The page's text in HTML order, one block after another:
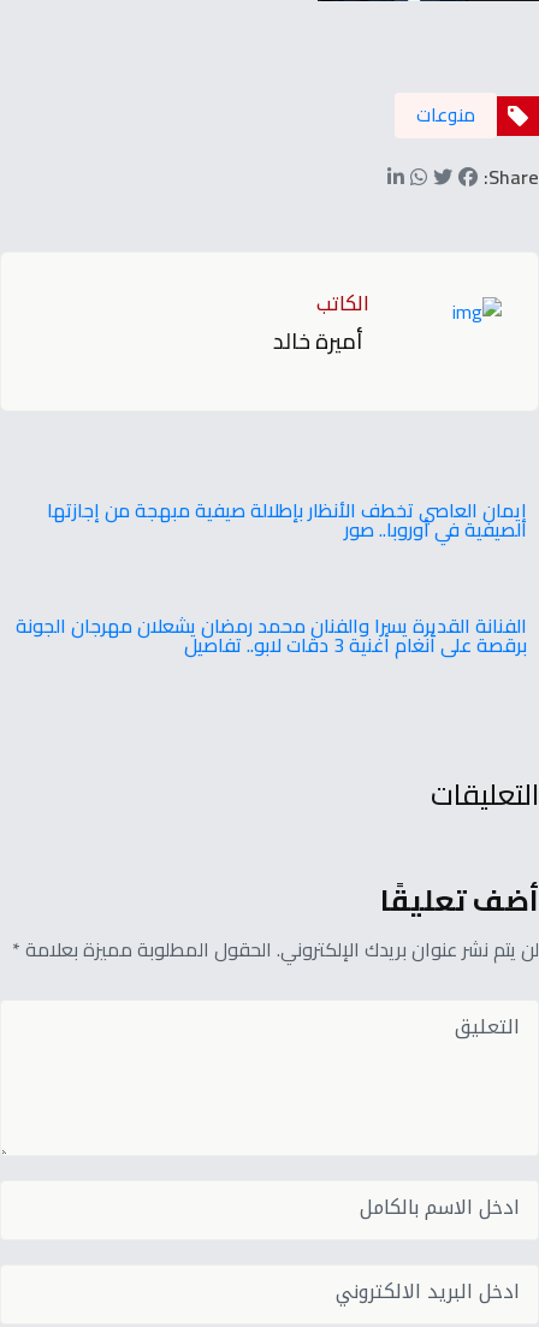
منوعات
Share:
الكاتب
أميرة خالد
إيمان العاصي تخطف الأنظار بإطلالة صيفية مبهجة من إجازتها
الصيفية في أوروبا.. صور
الفنانة القديرة يسرا والفنان محمد رمضان يشعلان مهرجان الجونة
برقصة على أنغام أغنية 3 دقات لابو.. تفاصيل
التعليقات
أضف تعليقًا
لن يتم نشر عنوان بريدك الإلكتروني. الحقول المطلوبة مميزة بعلامة *